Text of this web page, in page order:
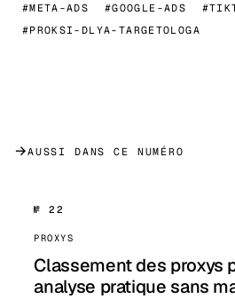
#META-ADS
#GOOGLE-ADS
#PROKSI-DLYA-TARGETOLOGA
→AUSSI DANS CE NUMÉRO
№ 22
PROXYS
Classement des proxys
analyse pratique sans